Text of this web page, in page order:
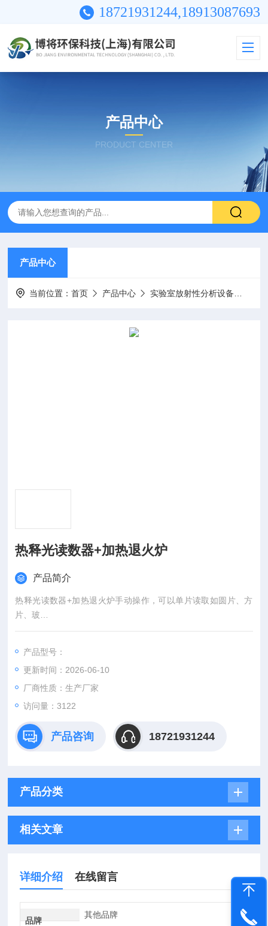
18721931244,18913087693
产品中心
PRODUCT CENTER
产品中心
当前位置：首页 产品中心 实验室放射性分析设备
热释光读数器+加热退火炉
产品简介
热释光读数器+加热退火炉手动操作，可以单片读取如圆片、方
片、玻
璃管、粉末等各种形状的热释光元件。IDMS 软件集成结果数据
种格式的测量数据和生成特定格式的测量报告。
产品型号：
更新时间：2026-06-10
厂商性质：生产厂家
访问量：3122
产品咨询 18721931244
产品分类
相关文章
详细介绍 在线留言
品牌
其他品牌